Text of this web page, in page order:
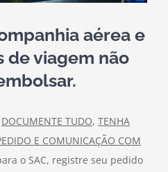
aérea e
de viagem não
DOCUMENTE TUDO, TENHA
E COMUNICAÇÃO COM
o SAC, registre seu pedido